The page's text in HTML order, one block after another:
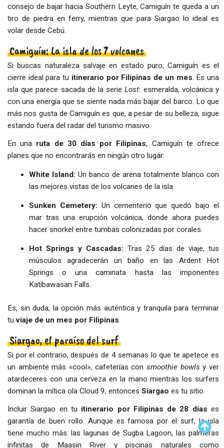
consejo de bajar hacia Southern Leyte, Camiguín te queda a un
tiro de piedra en ferry, mientras que para Siargao lo ideal es
volar desde Cebú.
Camiguín: La isla de los 7 volcanes
Si buscas naturaleza salvaje en estado puro, Camiguín es el
cierre ideal para tu itinerario por Filipinas de un mes. Es una
isla que parece sacada de la serieLost: esmeralda, volcánica y
con una energía que se siente nada más bajar del barco. Lo que
más nos gusta de Camiguín es que, a pesar de su belleza, sigue
estando fuera del radar del turismo masivo.
En una ruta de 30 días por Filipinas, Camiguín te ofrece
planes que no encontrarás en ningún otro lugar:
White Island: Un banco de arena totalmente blanco con
las mejores vistas de los volcanes de la isla.
Sunken Cemetery: Un cementerio que quedó bajo el
mar tras una erupción volcánica, donde ahora puedes
hacer snorkel entre tumbas colonizadas por corales.
Hot Springs y Cascadas: Tras 25 días de viaje, tus
músculos agradecerán un baño en las Ardent Hot
Springs o una caminata hasta las imponentes
Katibawasan Falls.
Es, sin duda, la opción más auténtica y tranquila para terminar
tuviaje de un mes por Filipinas.
Siargao, el paraíso del surf
Si por el contrario, después de 4 semanas lo que te apetece es
un ambiente más «cool», cafeterías con smoothie bowls y ver
atardeceres con una cerveza en la mano mientras los surfers
dominan la mítica ola Cloud 9, entonces Siargao es tu sitio.
Incluir Siargao en tu itinerario por Filipinas de 28 días es
garantía de buen rollo. Aunque es famosa por el surf, la isla
tiene mucho más: las lagunas de Sugba Lagoon, las palmeras
infinitas de Maasin River y piscinas naturales como